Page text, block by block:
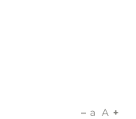
a A